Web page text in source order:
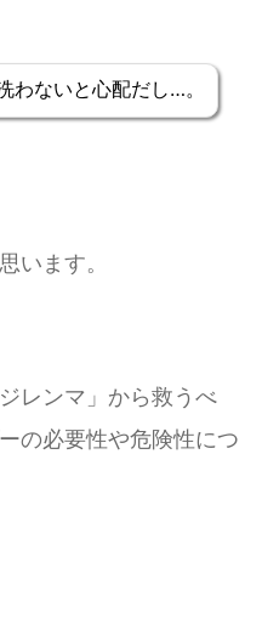
わないと心配だし…。
います。
レンマ」から救うべ
の必要性や危険性につ